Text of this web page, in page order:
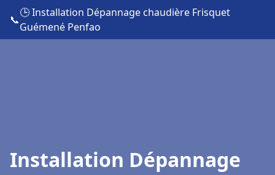
📞
🕒 Installation Dépannage chaudière Frisquet
Guémené Penfao
Installation Dépannage